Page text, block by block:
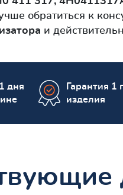
обратиться к
и
дня
Гарантия 1
изделия